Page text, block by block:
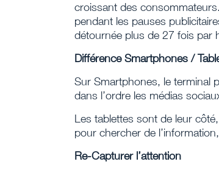
croissant des
pendant les pauses
détournée plus de 27 fois par
Différence Smartphones /
Sur Smartphones, le terminal
dans l’ordre les médias
Les tablettes sont de leur
pour chercher de
Re-Capturer l’attention